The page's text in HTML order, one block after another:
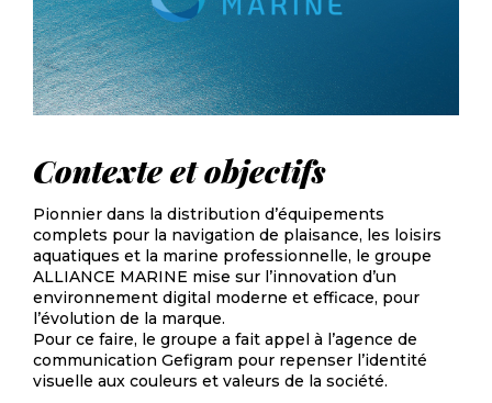
Contexte et objectifs
Pionnier dans la distribution d’équipements
complets pour la navigation de plaisance, les loisirs
aquatiques et la marine professionnelle, le groupe
ALLIANCE MARINE mise sur l’innovation d’un
environnement digital moderne et efficace, pour
l’évolution de la marque.
Pour ce faire, le groupe a fait appel à l’agence de
communication Gefigram pour repenser l’identité
visuelle aux couleurs et valeurs de la société.